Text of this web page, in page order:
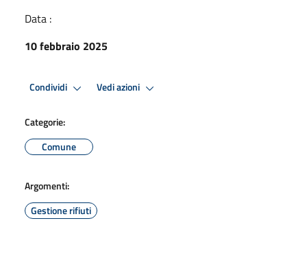
Data :
10 febbraio 2025
Condividi Vedi azioni
Categorie:
Comune
Argomenti:
Gestione rifiuti